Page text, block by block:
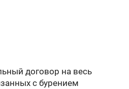
договор на весь
с бурением